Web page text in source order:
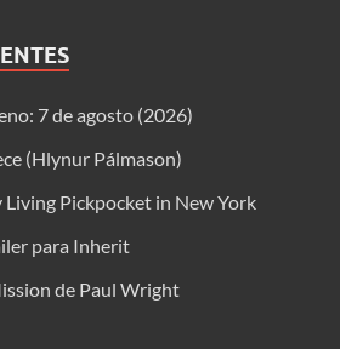
7 de agosto (2026)
(Hlynur Pálmason)
Pickpocket in New York
para Inherit
de Paul Wright